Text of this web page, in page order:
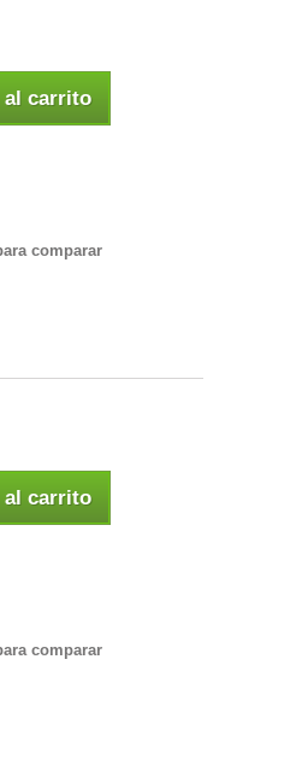
al carrito
comparar
al carrito
comparar